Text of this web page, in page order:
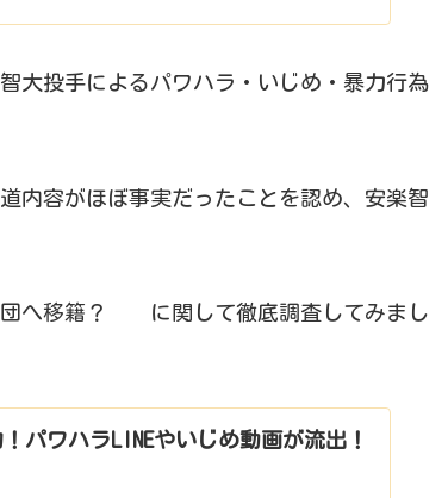
大投手によるパワハラ・いじめ・暴力行為
内容がほぼ事実だったことを認め、安楽智
団へ移籍？ に関して徹底調査してみまし
パワハラLINEやいじめ動画が流出！